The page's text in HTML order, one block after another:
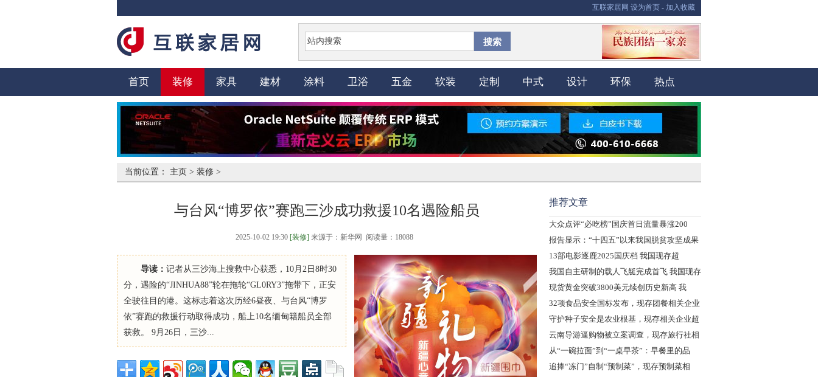
互联家居网 设为首页 - 加入收藏
搜索
首页 装修 家具 建材 涂料 卫浴 五金 软装 定制 中式 设计 环保 热点
当前位置： 主页 > 装修 >
与台风“博罗依”赛跑三沙成功救援10名遇险船员
2025-10-02 19:30 [装修] 来源于：新华网 阅读量：18088
导读： 记者从三沙海上搜救中心获悉，10月2日8时30
分，遇险的“JINHUA88”轮在拖轮“GL0RY3”拖带下，正安
全驶往目的港。这标志着这次历经6昼夜、与台风“博罗
依”赛跑的救援行动取得成功，船上10名缅甸籍船员全部
获救。 9月26日，三沙...
推荐文章
大众点评“必吃榜”国庆首日流量暴涨200
报告显示：“十四五”以来我国脱贫攻坚成果
13部电影逐鹿2025国庆档 我国现存超
我国自主研制的载人飞艇完成首飞 我国现存
现货黄金突破3800美元续创历史新高 我
32项食品安全国标发布，现存团餐相关企业
守护种子安全是农业根基，现存相关企业超
2
云南导游逼购物被立案调查，现存旅行社相
关
从“一碗拉面”到“一桌早茶”：早餐里的品
追捧“冻门”自制“预制菜”，现存预制菜相